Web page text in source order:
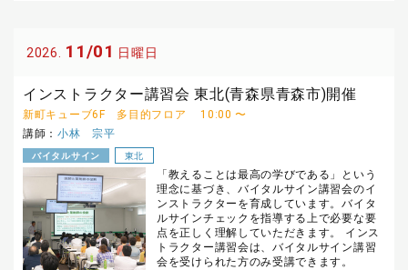
2026. 11/01 日曜日
インストラクター講習会 東北(青森県青森市)開催
新町キューブ6F 多目的フロア
10:00 〜
講師：小林 宗平
バイタルサイン 東北
「教えることは最高の学びである」という
理念に基づき、バイタルサイン講習会のイ
ンストラクターを育成しています。バイタ
ルサインチェックを指導する上で必要な要
点を正しく理解していただきます。 インス
トラクター講習会は、バイタルサイン講習
会を受けられた方のみ受講できます。